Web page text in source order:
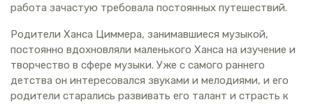
работа зачастую требовала постоянных путешествий.
Родители Ханса Циммера, занимавшиеся музыкой,
постоянно вдохновляли маленького Ханса на изучение и
творчество в сфере музыки. Уже с самого раннего
детства он интересовался звуками и мелодиями, и его
родители старались развивать его талант и страсть к